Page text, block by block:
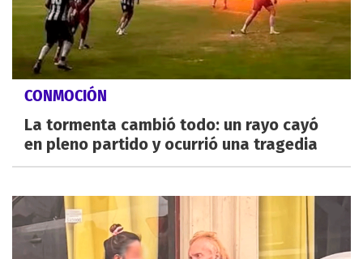
CONMOCIÓN
La tormenta cambió todo: un rayo cayó
en pleno partido y ocurrió una tragedia